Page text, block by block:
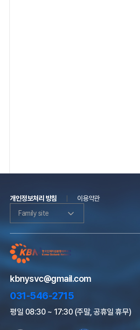
개인정보처리 방침
이용약관
Family site
kbnysvc@gmail.com
031-546-2715
평일 08:30 ~ 17:30 (주말, 공휴일 휴무)